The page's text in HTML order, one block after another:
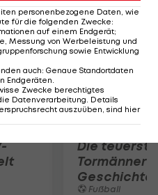
Die
Tormänner
Geschichte
Fußball
personenbezogene Daten, wie
für die folgenden Zwecke:
auf einem Endgerät;
Messung von Werbeleistung und
sowie Entwicklung
auch: Genaue Standortdaten
Endgeräten.
Zwecke berechtigtes
Datenverarbeitung. Details
auszuüben, sind hier